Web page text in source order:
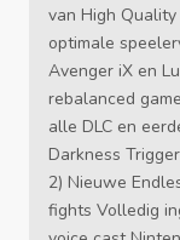
van High
optimale
Avenger iX en
rebalanced
alle DLC en
Darkness
2) Nieuwe
fights Volledig